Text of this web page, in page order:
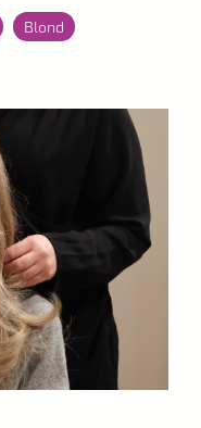
Blond